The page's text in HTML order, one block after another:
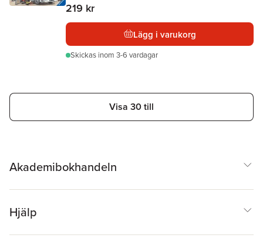
219 kr
Lägg i varukorg
Skickas inom 3-6 vardagar
Visa 30 till
Akademibokhandeln
Hjälp